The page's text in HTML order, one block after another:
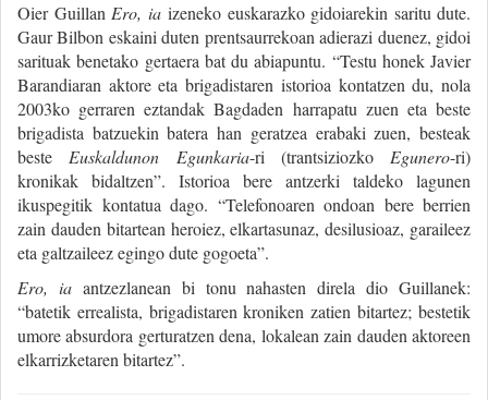
Oier Guillan Ero, iaizeneko euskarazko gidoiarekin saritu dute.
Gaur Bilbon eskaini duten prentsaurrekoan adierazi duenez, gidoi
sarituak benetako gertaera bat du abiapuntu. “Testu honek Javier
Barandiaran aktore eta brigadistaren istorioa kontatzen du, nola
2003ko gerraren eztandak Bagdaden harrapatu zuen eta beste
brigadista batzuekin batera han geratzea erabaki zuen, besteak
besteEuskaldunon Egunkaria-ri (trantsiziozko Egunero-ri)
kronikak bidaltzen”. Istorioa bere antzerki taldeko lagunen
ikuspegitik kontatua dago. “Telefonoaren ondoan bere berrien
zain dauden bitartean heroiez, elkartasunaz, desilusioaz, garaileez
eta galtzaileez egingo dute gogoeta”.
Ero, iaantzezlanean bi tonu nahasten direla dio Guillanek:
“batetik errealista, brigadistaren kroniken zatien bitartez; bestetik
umore absurdora gerturatzen dena, lokalean zain dauden aktoreen
elkarrizketaren bitartez”.